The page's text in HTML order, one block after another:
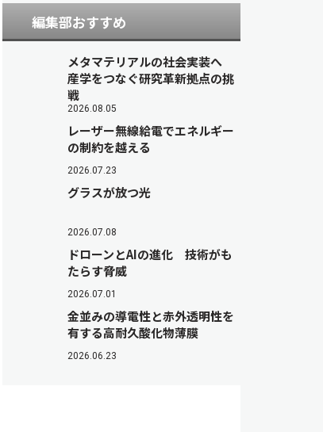
編集部おすすめ
メタマテリアルの社会実装へ
産学をつなぐ研究革新拠点の挑
戦
2026.08.05
レーザー無線給電でエネルギー
の制約を越える
2026.07.23
グラスが放つ光
2026.07.08
ドローンとAIの進化 技術がも
たらす脅威
2026.07.01
金並みの導電性と赤外透明性を
有する高耐久酸化物薄膜
2026.06.23